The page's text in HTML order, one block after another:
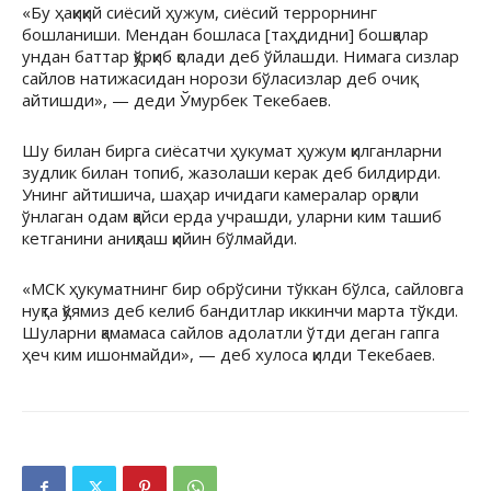
«Бу ҳақиқий сиёсий ҳужум, сиёсий террорнинг
бошланиши. Мендан бошласа [таҳдидни] бошқалар
ундан баттар қўрқиб қолади деб ўйлашди. Нимага сизлар
сайлов натижасидан норози бўласизлар деб очиқ
айтишди», — деди Ўмурбек Текебаев.
Шу билан бирга сиёсатчи ҳукумат ҳужум қилганларни
зудлик билан топиб, жазолаши керак деб билдирди.
Унинг айтишича, шаҳар ичидаги камералар орқали
ўнлаган одам қайси ерда учрашди, уларни ким ташиб
кетганини аниқлаш қийин бўлмайди.
«МСК ҳукуматнинг бир обрўсини тўккан бўлса, сайловга
нуқта қўямиз деб келиб бандитлар иккинчи марта тўкди.
Шуларни қамамаса сайлов адолатли ўтди деган гапга
ҳеч ким ишонмайди», — деб хулоса қилди Текебаев.